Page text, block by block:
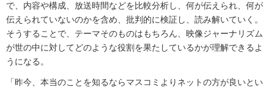
で、内容や構成、放送時間などを比較分析し、何が伝えられ、何が
伝えられていないのかを含め、批判的に検証し、読み解いていく。
そうすることで、テーマそのものはもちろん、映像ジャーナリズム
が世の中に対してどのような役割を果たしているかが理解できるよ
うになる。
「昨今、本当のことを知るならマスコミよりネットの方が良いとい